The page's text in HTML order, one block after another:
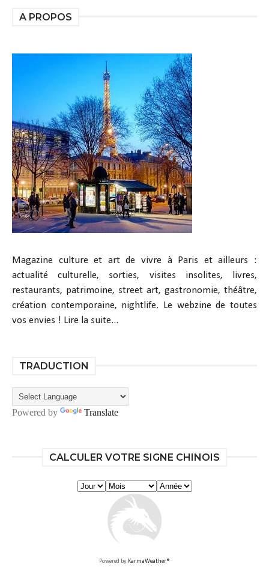
A PROPOS
Magazine culture et art de vivre à Paris et ailleurs :
actualité culturelle, sorties, visites insolites, livres,
restaurants, patrimoine, street art, gastronomie, théâtre,
création contemporaine, nightlife. Le webzine de toutes
vos envies ! Lire la suite...
TRADUCTION
Powered by Translate
CALCULER VOTRE SIGNE CHINOIS
Powered by KarmaWeather®